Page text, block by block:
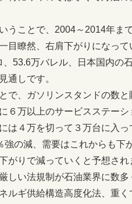
うことで、2004～2014年ま
目瞭然、右肩下がりになっ
、53.6万バレル、日本国内の
通しです。
で、ガソリンスタンドの数
６万以上のサービスステー
は４万を切って３万台に入
強の減、需要はこれからも下
がりで減っていくと予想され
しい法規制が石油業界に数
ルギ供給構造高度化法、重